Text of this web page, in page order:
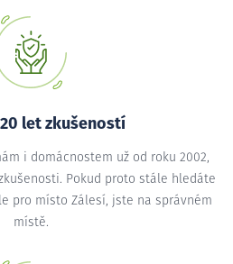
let zkušeností
i domácnostem už od roku 2002,
Pokud proto stále hledáte
pro místo Zálesí, jste na správném
místě.